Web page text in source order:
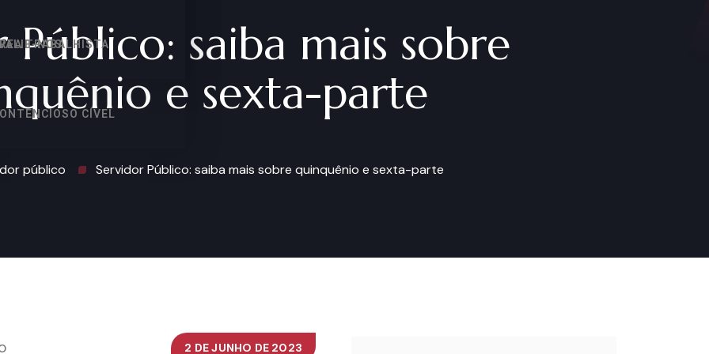
NOS
TRABALHISTA
CÍVEL
Público: saiba mais sobre
e sexta-parte
público Servidor Público: saiba mais sobre quinquênio e sexta-parte
2 DE JUNHO DE 2023